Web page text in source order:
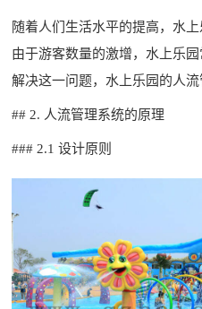
随着人们生活水平的提高，水
由于游客数量的激增，水上乐
解决这一问题，水上乐园的人流
## 2. 人流管理系统的原理
### 2.1 设计原则